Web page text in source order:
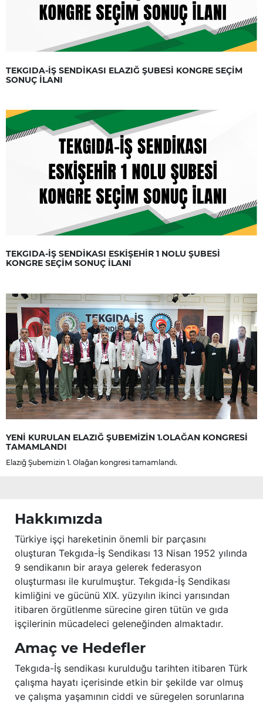
TEKGIDA-İŞ SENDİKASI ELAZIĞ ŞUBESİ KONGRE SEÇİM
SONUÇ İLANI
TEKGIDA-İŞ SENDİKASI ESKİŞEHİR 1 NOLU ŞUBESİ
KONGRE SEÇİM SONUÇ İLANI
YENİ KURULAN ELAZIĞ ŞUBEMİZİN 1.OLAĞAN KONGRESİ
TAMAMLANDI
Elazığ Şubemizin 1. Olağan kongresi tamamlandı.
Hakkımızda
Türkiye işçi hareketinin önemli bir parçasını
oluşturan Tekgıda-İş Sendikası 13 Nisan 1952 yılında
9 sendikanın bir araya gelerek federasyon
oluşturması ile kurulmuştur. Tekgıda-İş Sendikası
kimliğini ve gücünü XIX. yüzyılın ikinci yarısından
itibaren örgütlenme sürecine giren tütün ve gıda
işçilerinin mücadeleci geleneğinden almaktadır.
Amaç ve Hedefler
Tekgıda-İş sendikası kurulduğu tarihten itibaren Türk
çalışma hayatı içerisinde etkin bir şekilde var olmuş
ve çalışma yaşamının ciddi ve süregelen sorunlarına